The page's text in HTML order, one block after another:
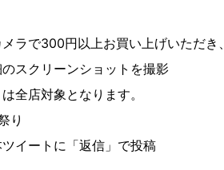
ラで300円以上お買い上げいただき、
クリーンショットを撮影
店対象となります。
り
イートに「返信」で投稿